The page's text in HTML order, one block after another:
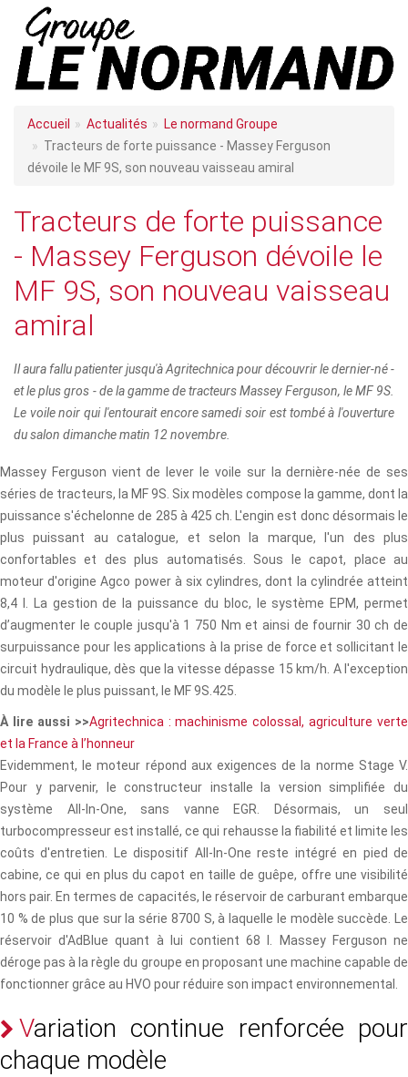
Accueil Actualités
Le normand Groupe
Tracteurs de forte puissance - Massey Ferguson
dévoile le MF 9S, son nouveau vaisseau amiral
Tracteurs de forte puissance
- Massey Ferguson dévoile le
MF 9S, son nouveau vaisseau
amiral
Il aura fallu patienter jusqu'à Agritechnica pour découvrir le dernier-né -
et le plus gros - de la gamme de tracteurs Massey Ferguson, le MF 9S.
Le voile noir qui l'entourait encore samedi soir est tombé à l'ouverture
du salon dimanche matin 12 novembre.
Massey Ferguson vient de lever le voile sur la dernière-née de ses
séries de tracteurs, la MF 9S. Six modèles compose la gamme, dont la
puissance s'échelonne de 285 à 425 ch. L'engin est donc désormais le
plus puissant au catalogue, et selon la marque, l'un des plus
confortables et des plus automatisés. Sous le capot, place au
moteur d'origine Agco power à six cylindres, dont la cylindrée atteint
8,4 l. La gestion de la puissance du bloc, le système EPM, permet
d’augmenter le couple jusqu'à 1 750 Nm et ainsi de fournir 30 ch de
surpuissance pour les applications à la prise de force et sollicitant le
circuit hydraulique, dès que la vitesse dépasse 15 km/h. A l'exception
du modèle le plus puissant, le MF 9S.425.
À lire aussi >>Agritechnica : machinisme colossal, agriculture verte
et la France à l’honneur
Evidemment, le moteur répond aux exigences de la norme Stage V.
Pour y parvenir, le constructeur installe la version simplifiée du
système All-In-One, sans vanne EGR. Désormais, un seul
turbocompresseur est installé, ce qui rehausse la fiabilité et limite les
coûts d'entretien. Le dispositif All-In-One reste intégré en pied de
cabine, ce qui en plus du capot en taille de guêpe, offre une visibilité
hors pair. En termes de capacités, le réservoir de carburant embarque
10 % de plus que sur la série 8700 S, à laquelle le modèle succède. Le
réservoir d'AdBlue quant à lui contient 68 l. Massey Ferguson ne
déroge pas à la règle du groupe en proposant une machine capable de
fonctionner grâce au HVO pour réduire son impact environnemental.
Variation continue renforcée pour
chaque modèle